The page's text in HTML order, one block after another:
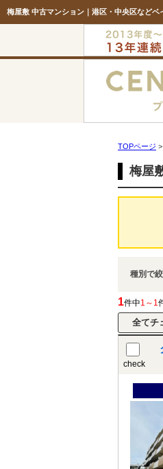
梅屋敷 中古マンション｜港区・中央区など
TOPページ >
梅屋
種別で
1件中1～1
check